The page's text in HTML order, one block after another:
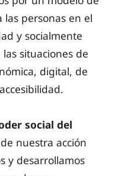
personas en el
y socialmente
situaciones de
digital, de
social del
nuestra acción
y desarrollamos